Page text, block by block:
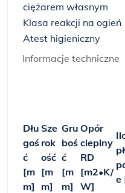
Informacje techniczne
ciężarem własnym
Klasa reakcji na ogień
Atest higieniczny
Dłu
goś
ć
[m
m]
Sze
rok
ość
[m
m]
Gru
boś
ć
[m
m]
Opór
cieplny
RD
[m2•K/
W]
e